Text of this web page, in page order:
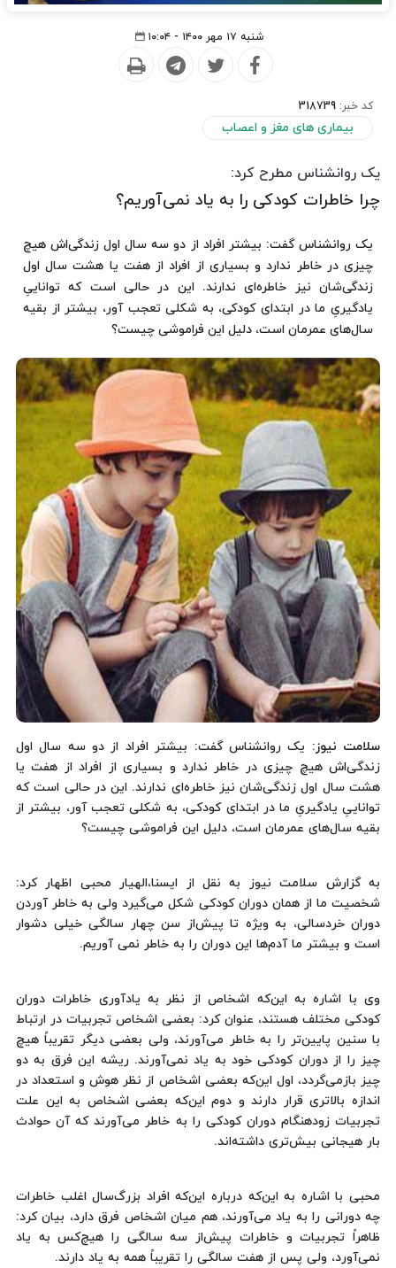
شنبه ۱۷ مهر ۱۴۰۰ - ۱۰:۰۴
کد خبر: 318739
بیماری های مغز و اعصاب
یک روانشناس مطرح کرد:
چرا خاطرات کودکی را به یاد نمی‌آوریم؟
یک روانشناس گفت: بیشتر افراد از دو سه سال اول زندگی‌اش هیچ
چیزی در خاطر ندارد و بسیاری از افراد از هفت یا هشت سال اول
زندگی‌شان نیز خاطره‌ای ندارند. این در حالی است که تواناییِ
یادگیریِ ما در ابتدای کودکی، به شکلی تعجب آور، بیشتر از بقیه
سال‌های عمرمان است، دلیل این فراموشی چیست؟
سلامت نیوز: یک روانشناس گفت: بیشتر افراد از دو سه سال اول
زندگی‌اش هیچ چیزی در خاطر ندارد و بسیاری از افراد از هفت یا
هشت سال اول زندگی‌شان نیز خاطره‌ای ندارند. این در حالی است که
تواناییِ یادگیریِ ما در ابتدای کودکی، به شکلی تعجب آور، بیشتر از
بقیه سال‌های عمرمان است، دلیل این فراموشی چیست؟
به گزارش سلامت نیوز به نقل از ایسنا،الهیار محبی اظهار کرد:
شخصیت ما از همان دوران کودکی شکل می‌گیرد ولی به خاطر آوردن
دوران خردسالی، به ویژه تا پیش‌از سن چهار سالگی خیلی دشوار
است و بیشتر ما آدم‌ها این دوران را به خاطر نمی آوریم.
وی با اشاره به این‌که اشخاص از نظر به یادآوری خاطرات دوران
کودکی مختلف هستند، عنوان کرد: بعضی اشخاص تجربیات در ارتباط
با سنین پایین‌تر را به خاطر می‌آورند، ولی بعضی دیگر تقریباً هیچ
چیز را از دوران کودکی خود به یاد نمی‌آورند. ریشه این فرق به دو
چیز بازمی‌گردد، اول این‌که بعضی اشخاص از نظر هوش و استعداد در
اندازه بالاتری قرار دارند و دوم این‌که بعضی اشخاص به این علت
تجربیات زودهنگام دوران کودکی را به خاطر می‌آورند که آن حوادث
بار هیجانی بیش‌تری داشته‌اند.
محبی با اشاره به این‌که درباره این‌که افراد بزرگ‌سال اغلب خاطرات
چه دورانی را به یاد می‌آورند، هم میان اشخاص فرق دارد، بیان کرد:
ظاهراً تجربیات و خاطرات پیش‌از سه سالگی را هیچ‌کس به یاد
نمی‌آورد، ولی پس از هفت سالگی را تقریباً همه به یاد دارند.